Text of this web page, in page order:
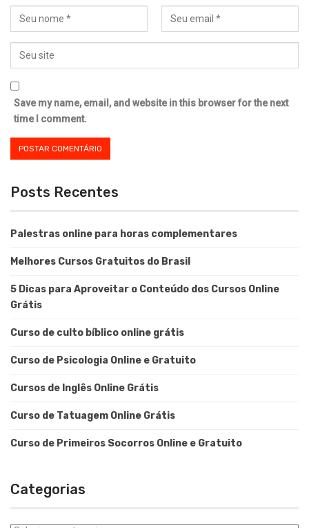
Save my name, email, and website in this browser for the next
time I comment.
Posts Recentes
Palestras online para horas complementares
Melhores Cursos Gratuitos do Brasil
5 Dicas para Aproveitar o Conteúdo dos Cursos Online
Grátis
Curso de culto bíblico online grátis
Curso de Psicologia Online e Gratuito
Cursos de Inglês Online Grátis
Curso de Tatuagem Online Grátis
Curso de Primeiros Socorros Online e Gratuito
Categorias